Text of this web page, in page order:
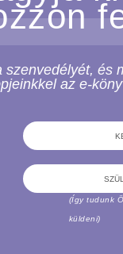
szenvedélyét, és
az e-
(Így tudunk
küldeni)
Szállítási díjak
Gyakran